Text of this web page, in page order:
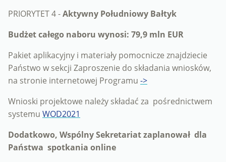
PRIORYTET 4 -Aktywny Południowy Bałtyk
Budżet całego naboru wynosi: 79,9 mln EUR
Pakiet aplikacyjny i materiały pomocnicze znajdziecie
Państwo w sekcji Zaproszenie do składania wniosków,
na stronie internetowej Programu ->
Wnioski projektowe należy składać za pośrednictwem
systemu WOD2021
Dodatkowo, Wspólny Sekretariat zaplanował dla
Państwa spotkania online